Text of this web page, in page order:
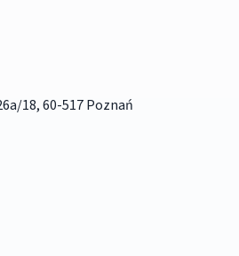
18, 60-517 Poznań